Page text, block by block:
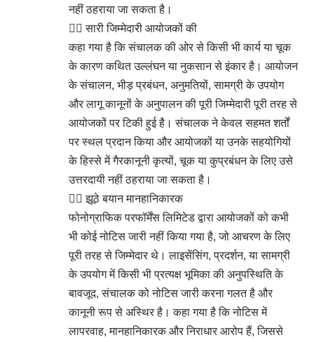
नहीं ठहराया जा सकता है।
👉🏻 सारी जिम्मेदारी आयोजकों की
कहा गया है कि संचालक की ओर से किसी भी कार्य या चूक
के कारण कथित उल्लंघन या नुकसान से इंकार है। आयोजन
के संचालन, भीड़ प्रबंधन, अनुमतियों, सामग्री के उपयोग
और लागू कानूनों के अनुपालन की पूरी जिम्मेदारी पूरी तरह से
आयोजकों पर टिकी हुई है। संचालक ने केवल सहमत शर्तों
पर स्थल प्रदान किया और आयोजकों या उनके सहयोगियों
के हिस्से में गैरकानूनी कृत्यों, चूक या कुप्रबंधन के लिए उसे
उत्तरदायी नहीं ठहराया जा सकता है।
👉🏻 झूठे बयान मानहानिकारक
फोनोग्राफिक परफॉर्मेंस लिमिटेड द्वारा आयोजकों को कभी
भी कोई नोटिस जारी नहीं किया गया है, जो आचरण के लिए
पूरी तरह से जिम्मेदार थे। लाइसेंसिंग, प्रदर्शन, या सामग्री
के उपयोग में किसी भी प्रत्यक्ष भूमिका की अनुपस्थिति के
बावजूद, संचालक को नोटिस जारी करना गलत है और
कानूनी रूप से अस्थिर है। कहा गया है कि नोटिस में
लापरवाह, मानहानिकारक और निराधार आरोप हैं, जिससे